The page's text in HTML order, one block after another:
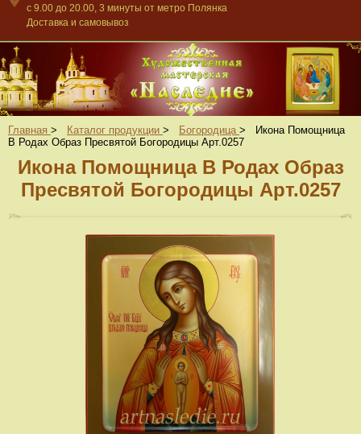
c 9.00 до 20.00, 3 минуты от метро Полянка
Доставка и самовывоз
Главная > Каталог продукции > Богородица >
Икона Помощница
В Родах Образ Пресвятой Богородицы Арт.0257
Икона Помощница В Родах Образ
Пресвятой Богородицы Арт.0257